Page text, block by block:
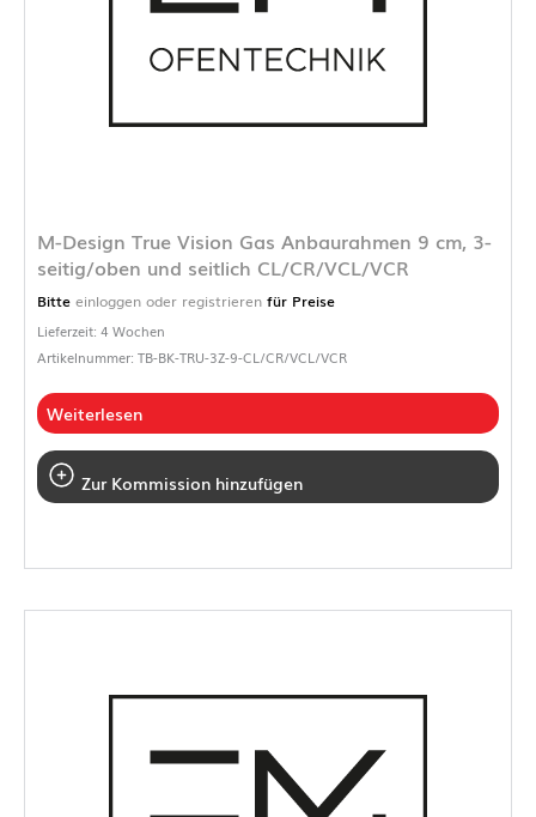
M-Design True Vision Gas Anbaurahmen 9 cm, 3-
seitig/oben und seitlich CL/CR/VCL/VCR
Bitte einloggen oder registrieren für Preise
Lieferzeit: 4 Wochen
Artikelnummer: TB-BK-TRU-3Z-9-CL/CR/VCL/VCR
Weiterlesen
Zur Kommission hinzufügen